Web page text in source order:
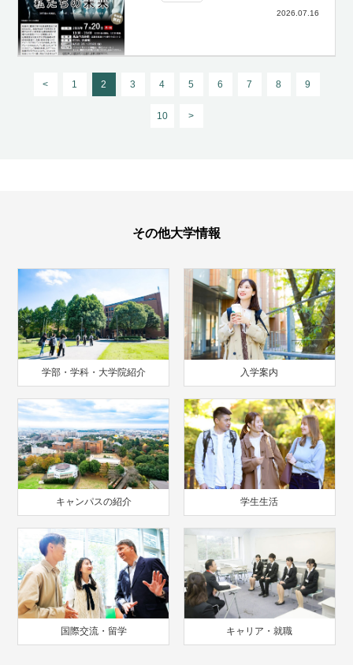
2026.07.16
< 1 2 3 4 5 6 7 8 9
10 >
その他大学情報
学部・学科・大学院紹介 入学案内
キャンパスの紹介 学生生活
国際交流・留学 キャリア・就職